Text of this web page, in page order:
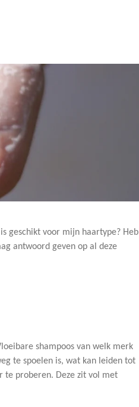
geschikt voor mijn haartype? Heb
antwoord geven op al deze
shampoos van welk merk
te spoelen is, wat kan leiden tot
te proberen. Deze zit vol met